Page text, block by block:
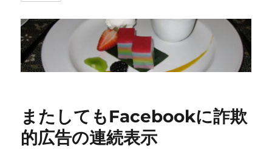
またしてもFacebookに詐欺
的広告の連続表示